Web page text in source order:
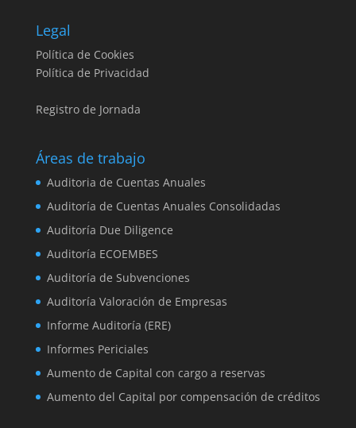
Legal
Política de Cookies
Política de Privacidad
Registro de Jornada
Áreas de trabajo
Auditoria de Cuentas Anuales
Auditoría de Cuentas Anuales Consolidadas
Auditoría Due Diligence
Auditoría ECOEMBES
Auditoría de Subvenciones
Auditoría Valoración de Empresas
Informe Auditoría (ERE)
Informes Periciales
Aumento de Capital con cargo a reservas
Aumento del Capital por compensación de créditos